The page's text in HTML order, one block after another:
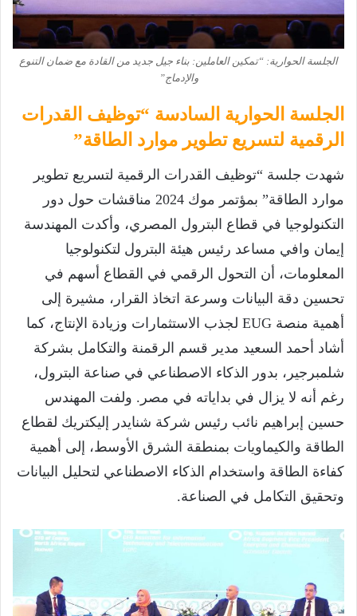
الجلسة الحوارية: “تمكين العاملين: بناء جيل جديد من القادة مع ضمان التنوع
والإدماج”
الجلسة الحوارية السادسة “توظيف القدرات
الرقمية لتسريع تطوير موارد الطاقة”
شهدت جلسة “توظيف القدرات الرقمية لتسريع تطوير
موارد الطاقة” بمؤتمر موك 2024 مناقشات حول دور
التكنولوجيا في قطاع البترول المصري، وأكدت المهندسة
إيمان وافي مساعد رئيس هيئة البترول لتكنولوجيا
المعلومات، أن التحول الرقمي في القطاع أسهم في
تحسين دقة البيانات وسرعة اتخاذ القرار، مشيرة إلى
أهمية منصة EUG لجذب الاستثمارات وزيادة الإنتاج، كما
أشاد أحمد السعيد مدير قسم الرقمنة والتكامل بشركة
شلمبرجير، بدور الذكاء الاصطناعي في صناعة البترول،
رغم أنه لا يزال في بداياته في مصر. ولفت المهندس
حسين إبراهيم نائب رئيس شركة شنايدر إليكتريك لقطاع
الطاقة والكيماويات بمنطقة الشرق الأوسط، إلى أهمية
كفاءة الطاقة واستخدام الذكاء الاصطناعي لتحليل البيانات
وتحقيق التكامل في الصناعة.